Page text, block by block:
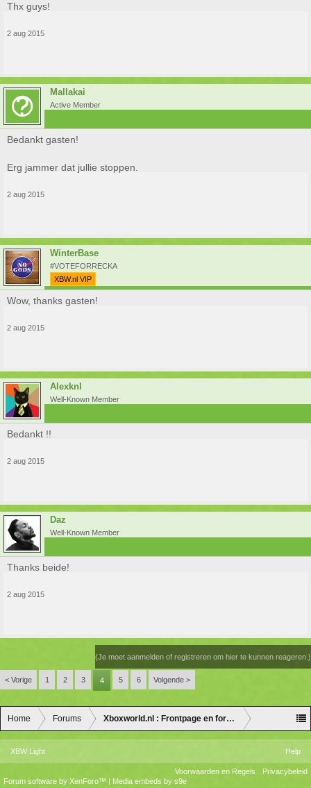
Thx guys!
2 aug 2015
Mallakai
Active Member
Bedankt gasten!
Erg jammer dat jullie stoppen.
2 aug 2015
WinterBase
#VOTEFORRECKA
XBW.nl VIP
Wow, thanks gasten!
2 aug 2015
Alexknl
Well-Known Member
Bedankt !!
2 aug 2015
Daz
Well-Known Member
Thanks beide!
2 aug 2015
(Je moet aanmelden of registreren om hier te kunnen reageren.)
< Vorige 1 2 3 4 5 6 Volgende >
Home Forums Xboxworld.nl : Frontpage en forum discussie
XBW Light Help
Voorwaarden en Regels
Privacybeleid
Forum software by XenForo™ | Media embeds by s9e